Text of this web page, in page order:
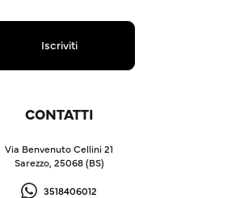
Iscriviti
CONTATTI
Via Benvenuto Cellini 21
Sarezzo, 25068 (BS)
3518406012